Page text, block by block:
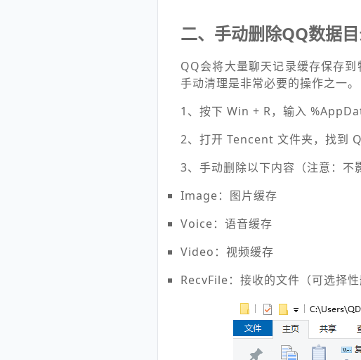
二、手动删除QQ数据
QQ会将大量聊天记录缓存保存
手动清理是非常必要的操作之一。
1、按下 Win + R，输入
2、打开 Tencent 文件夹，找到
3、手动删除以下内容（注意：不
Image：图片缓存
Voice：语音缓存
Video：视频缓存
RecvFile：接收的文件（可选择性